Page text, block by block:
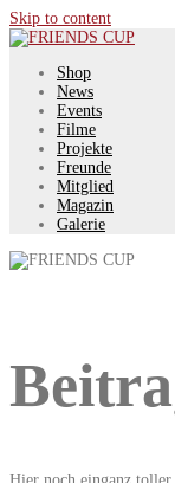
Skip to content
Shop
News
Events
Filme
Projekte
Freunde
Mitglied
Magazin
Galerie